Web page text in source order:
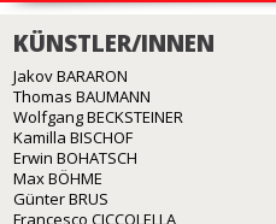
KÜNSTLER/INNEN
Jakov BARARON
Thomas BAUMANN
Wolfgang BECKSTEINER
Kamilla BISCHOF
Erwin BOHATSCH
Max BÖHME
Günter BRUS
Francesco CICCOLELLA